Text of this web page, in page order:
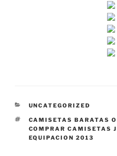
CATEGORÍAS
UNCATEGORIZED
ETIQUETAS
CAMISETAS BARATAS
COMPRAR CAMISETAS
EQUIPACION 2013